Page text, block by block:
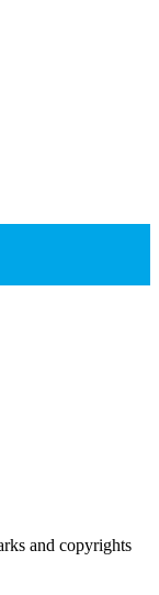
and copyrights